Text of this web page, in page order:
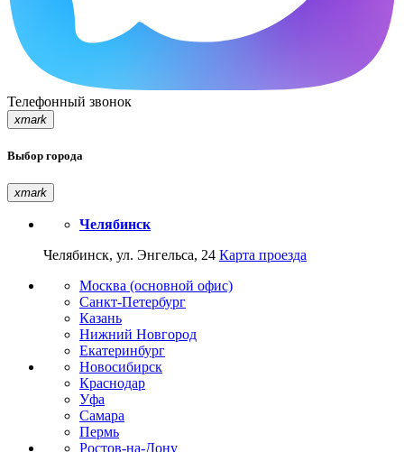
Телефонный звонок
xmark
Выбор города
xmark
Челябинск
Челябинск, ул. Энгельса, 24 Карта проезда
Москва (основной офис)
Санкт-Петербург
Казань
Нижний Новгород
Екатеринбург
Новосибирск
Краснодар
Уфа
Самара
Пермь
Ростов-на-Дону